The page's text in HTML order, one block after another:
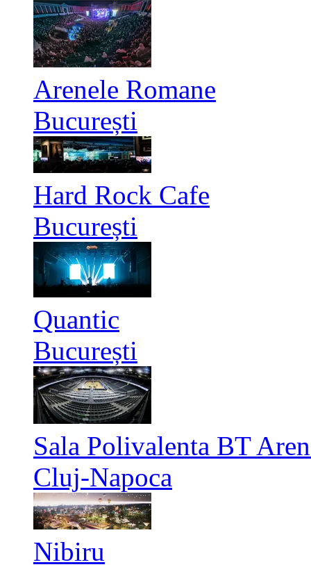
Arenele Romane
București
Hard Rock Cafe
București
Quantic
București
Sala Polivalenta BT
Cluj-Napoca
Nibiru